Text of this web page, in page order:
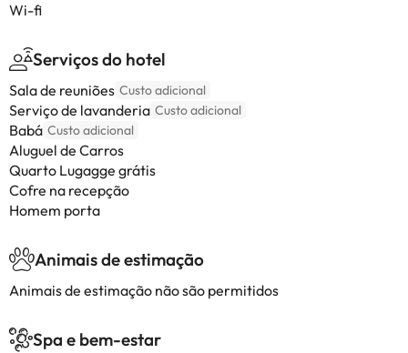
Wi-fi
Serviços do hotel
Sala de reuniões Custo adicional
Serviço de lavanderia Custo adicional
Babá Custo adicional
Aluguel de Carros
Quarto Lugagge grátis
Cofre na recepção
Homem porta
Animais de estimação
Animais de estimação não são permitidos
Spa e bem-estar